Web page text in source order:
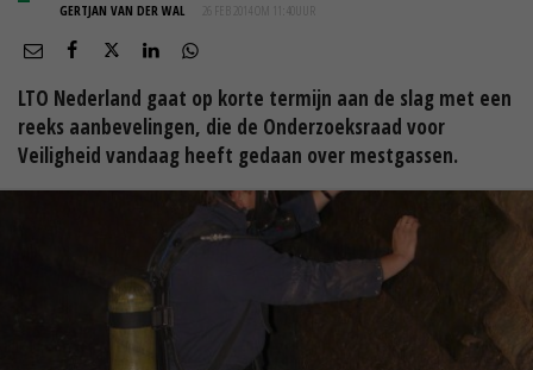
GERTJAN VAN DER WAL 26 FEB 2014 OM 11:40
LTO Nederland gaat op korte termijn aan de slag met een
reeks aanbevelingen, die de Onderzoeksraad voor
Veiligheid vandaag heeft gedaan over mestgassen.